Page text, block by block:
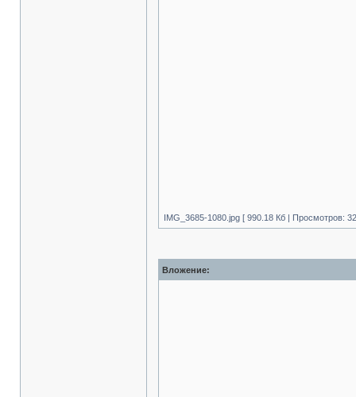
IMG_3685-1080.jpg [ 990.18 Кб | Просмотров:
Вложение: